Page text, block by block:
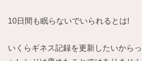
10日間も眠らないでいられるとは!
いくらギネス記録を更新したいから